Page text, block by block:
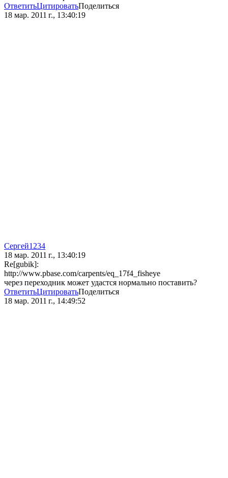
ОтветитьЦитироватьПоделиться
18 мар. 2011 г., 13:40:19
Сергей1234
18 мар. 2011 г., 13:40:19
Re[gubik]:
http://www.pbase.com/carpents/eq_17f4_fisheye
через переходник может удастся нормально поставить?
ОтветитьЦитироватьПоделиться
18 мар. 2011 г., 14:49:52